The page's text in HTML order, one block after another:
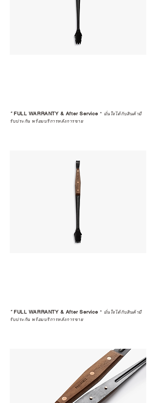
*FULL WARRANTY & After Service * มั่นใจได้กับสินค้ามี
รับประกัน พร้อมบริการหลังการขาย
*FULL WARRANTY & After Service * มั่นใจได้กับสินค้ามี
รับประกัน พร้อมบริการหลังการขาย